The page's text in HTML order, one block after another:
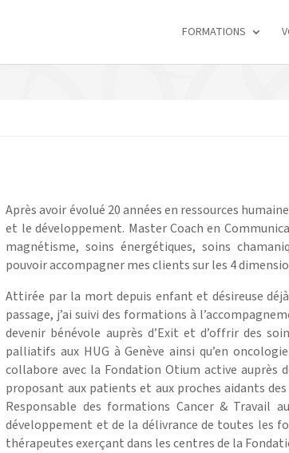
FORMATIONS
Après avoir évolué 20 années en ressources
et le développement. Master Coach en
magnétisme, soins énergétiques, soins
pouvoir accompagner mes clients sur les 4
Attirée par la mort depuis enfant et désireuse déjà
passage, j’ai suivi des formations à
devenir bénévole auprès d’Exit et d’offrir des
palliatifs aux HUG à Genève ainsi qu’en
collabore avec la Fondation Otium active auprès
proposant aux patients et aux proches aidants
Responsable des formations Cancer & Travail
développement et de la délivrance de toutes les
thérapeutes exerçant dans les centres de la